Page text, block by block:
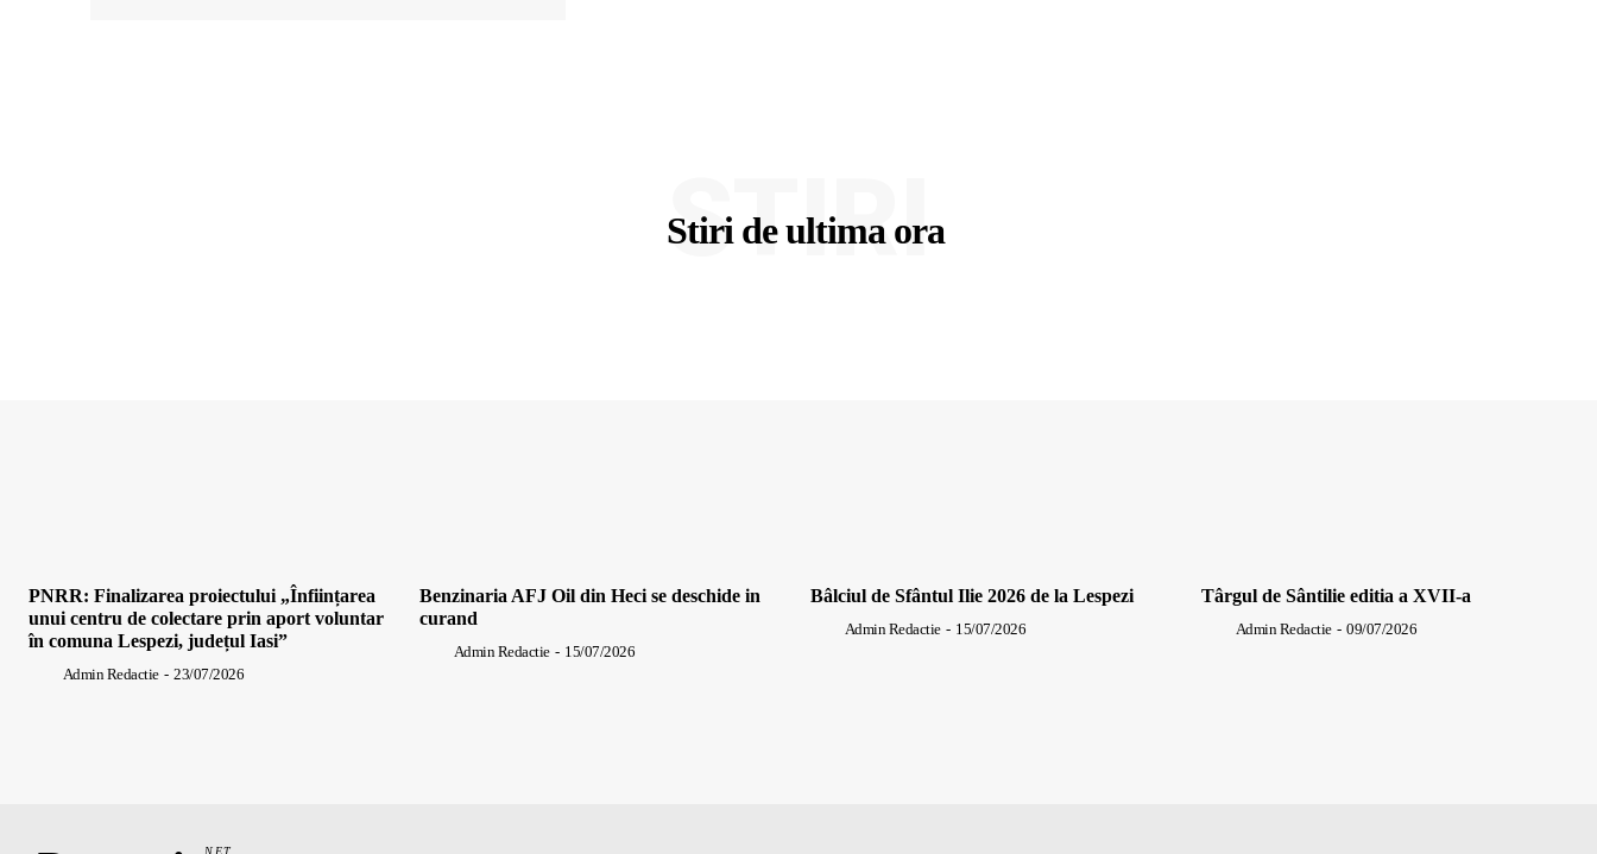
Stiri de ultima ora
STIRI
PNRR: Finalizarea proiectului „Înființarea
unui centru de colectare prin aport voluntar
în comuna Lespezi, județul Iasi”
Admin Redactie - 23/07/2026
Benzinaria AFJ Oil din Heci se deschide in
curand
Admin Redactie - 15/07/2026
Bâlciul de Sfântul Ilie 2026 de la Lespezi
Admin Redactie - 15/07/2026
Târgul de Sântilie editia a XVII-a
Admin Redactie - 09/07/2026
.NET